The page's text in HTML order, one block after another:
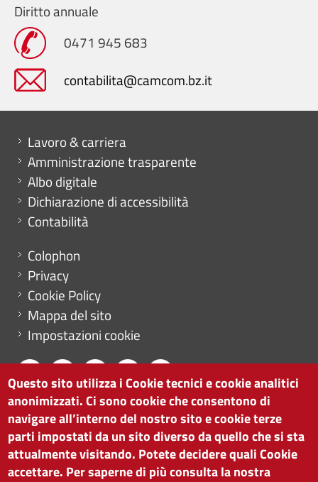
Diritto annuale
0471 945 683
contabilita@camcom.bz.it
Mini menu di servizio
Lavoro & carriera
Amministrazione trasparente
Albo digitale
Dichiarazione di accessibilità
Contabilità
Menu footer
Colophon
Privacy
Cookie Policy
Mappa del sito
Impostazioni cookie
CAMERA DI COMMERCIO DI BOLZANO
via Alto Adige 60 | I-39100 Bolzano
tel. 0471 945 511 |info@camcom.bz.it
Partita IVA: 00376420212
Questo sito utilizza i Cookie tecnici e cookie analitici
anonimizzati. Ci sono cookie che consentono di
navigare all’interno del nostro sito e cookie terze
parti impostati da un sito diverso da quello che si sta
attualmente visitando. Potete decidere quali Cookie
accettare. Per saperne di più consulta la nostra